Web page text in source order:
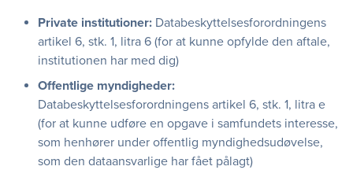
Private institutioner: Databeskyttelsesforordningens
artikel 6, stk. 1, litra 6 (for at kunne opfylde den aftale,
institutionen har med dig)
Offentlige myndigheder:
Databeskyttelsesforordningens artikel 6, stk. 1, litra e
(for at kunne udføre en opgave i samfundets interesse,
som henhører under offentlig myndighedsudøvelse,
som den dataansvarlige har fået pålagt)